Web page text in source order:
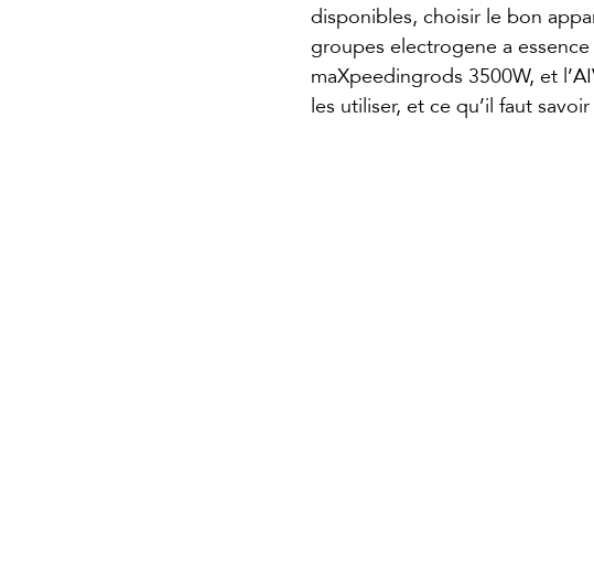
disponibles, choisir le bon
groupes electrogene a
maXpeedingrods 3500W, et
les utiliser, et ce qu’il faut